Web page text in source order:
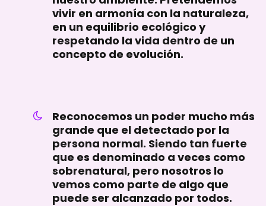
vivir en armonía con la naturaleza,
en un equilibrio ecológico y
respetando la vida dentro de un
concepto de evolución.
Reconocemos un poder mucho más
grande que el detectado por la
persona normal. Siendo tan fuerte
que es denominado a veces como
sobrenatural, pero nosotros lo
vemos como parte de algo que
puede ser alcanzado por todos.